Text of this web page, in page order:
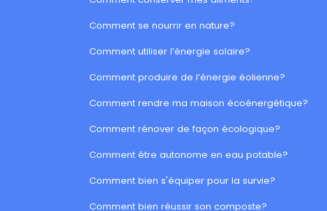
Comment se nourrir en nature?
Comment utiliser l’énergie solaire?
Comment produire de l’énergie éolienne?
Comment rendre ma maison écoénergétique?
Comment rénover de façon écologique?
Comment être autonome en eau potable?
Comment bien s'équiper pour la survie?
Comment bien réussir son composte?